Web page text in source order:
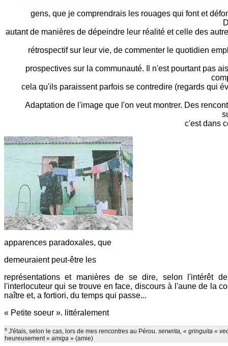
gens, que je comprendrais les rouages qui font et
autant de manières de dépeindre leur réalité et celle des
rétrospectif sur leur vie, de commenter le quotidien
prospectives sur la communauté. Il n'est pourtant pas
cela qu'ils paraissent parfois se contredire (regards qui
Adaptation de l'image que l'on veut montrer. Des
c'est dans
apparences paradoxales, que
demeuraient peut-être les
représentations et manières de se dire, selon l'intérêt
l'interlocuteur qui se trouve en face, discours à l'aune de la
naître et, a fortiori, du temps qui passe...
« Petite soeur ». littéralement
s J'étais, selon le cas, lors de mes rencontres au Pérou. serwrita, « gringuita «
heureusement « amiga » (amie)